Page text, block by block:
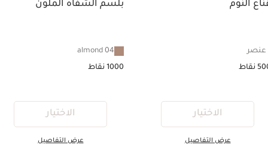
النوم
الاختيار
عرض التفاصيل
بلسم الشفاه الملون
1000 نقاط
الاختيار
عرض التفاصيل